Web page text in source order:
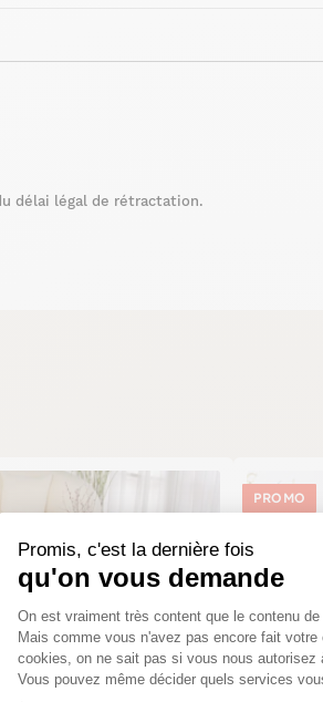
Promis, c'est la dernière fois
qu'on vous demande
Plateforme de Gestion
On est vraiment très content que le contenu
Mais comme vous n'avez pas encore fait votre
cookies, on ne sait pas si vous nous autorisez
Vous pouvez même décider quels services
délai légal de rétractation.
PROMO